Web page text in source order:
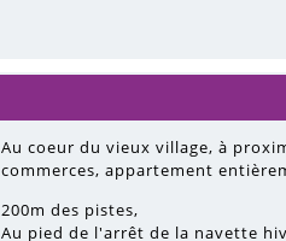
Au coeur du vieux village, à
commerces, appartement
200m des pistes
Au pied de l'arrêt de la navette